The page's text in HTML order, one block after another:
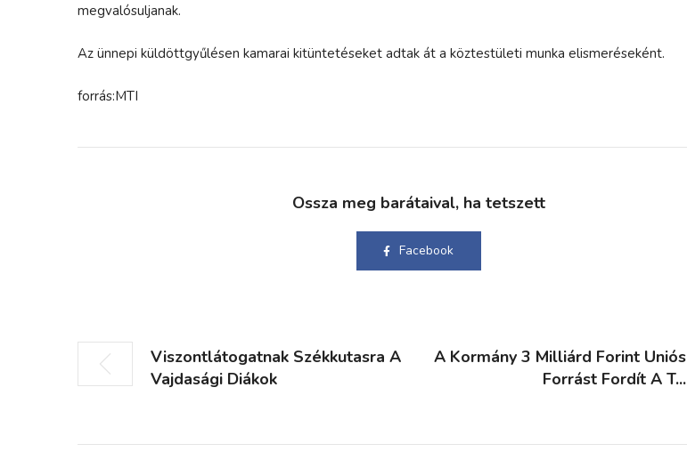
megvalósuljanak.
Az ünnepi küldöttgyűlésen kamarai kitüntetéseket adtak át a köztestületi munka elismeréseként.
forrás:MTI
Ossza meg barátaival, ha tetszett
Facebook
Viszontlátogatnak Székkutasra A
Vajdasági Diákok
A Kormány 3 Milliárd Forint Uniós
Forrást Fordít A T...